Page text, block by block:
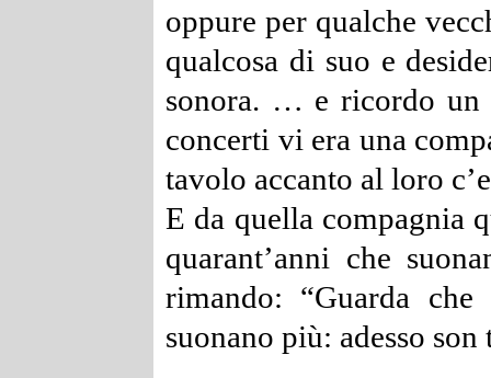
oppure per qualche
qualcosa di suo e
sonora. … e ricordo un
concerti vi era una
tavolo accanto al loro
E da quella compagnia
quarant’anni che
rimando: “Guarda
suonano più: adesso son